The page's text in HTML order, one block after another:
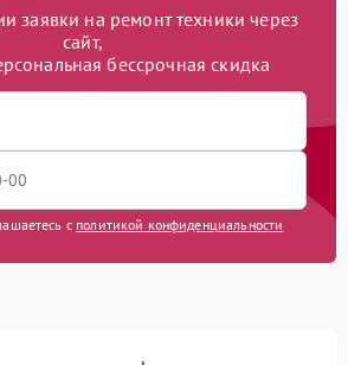
заявки на ремонт техники через
сайт,
бессрочная скидка
с политикой конфиденциальности